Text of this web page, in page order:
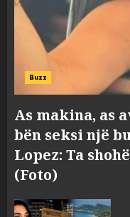
Buzz
As makina, as
bën seksi një
Lopez: Ta
(Foto)